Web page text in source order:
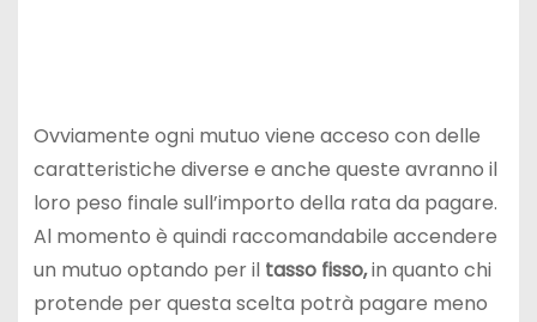
Ovviamente ogni mutuo viene acceso con delle
caratteristiche diverse e anche queste avranno il
loro peso finale sull’importo della rata da pagare.
Al momento è quindi raccomandabile accendere
un mutuo optando per il tasso fisso,in quanto chi
protende per questa scelta potrà pagare meno